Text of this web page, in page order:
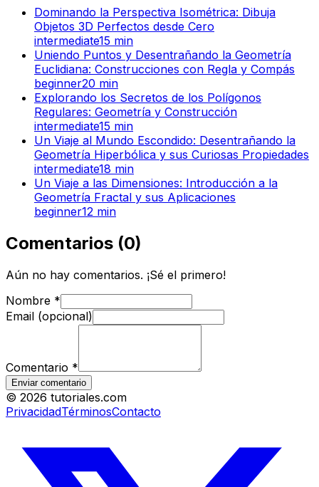
Dominando la Perspectiva Isométrica: Dibuja
Objetos 3D Perfectos desde Cero
intermediate15 min
Uniendo Puntos y Desentrañando la Geometría
Euclidiana: Construcciones con Regla y Compás
beginner20 min
Explorando los Secretos de los Polígonos
Regulares: Geometría y Construcción
intermediate15 min
Un Viaje al Mundo Escondido: Desentrañando la
Geometría Hiperbólica y sus Curiosas Propiedades
intermediate18 min
Un Viaje a las Dimensiones: Introducción a la
Geometría Fractal y sus Aplicaciones
beginner12 min
Comentarios (0)
Aún no hay comentarios. ¡Sé el primero!
Nombre *
Email (opcional)
Comentario *
Enviar comentario
© 2026 tutoriales.com
PrivacidadTérminosContacto